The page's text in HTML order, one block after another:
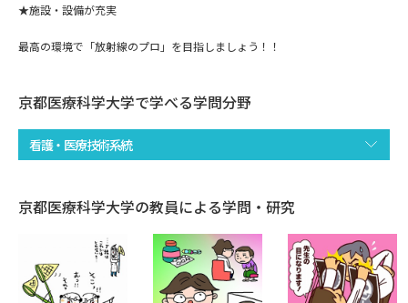
高等学校（情報）教員資格認定
大学研究
新増設大学・学部・学科特集
国際・グローバルに強い大学特
データサイエンス特集 奨学金・特待生制度特集
★施設・設備が充実
最高の環境で「放射線のプロ」を目指しましょう！！
京都医療科学大学で学べる学問分野
看護・医療技術系統
京都医療科学大学の教員による学問・研究